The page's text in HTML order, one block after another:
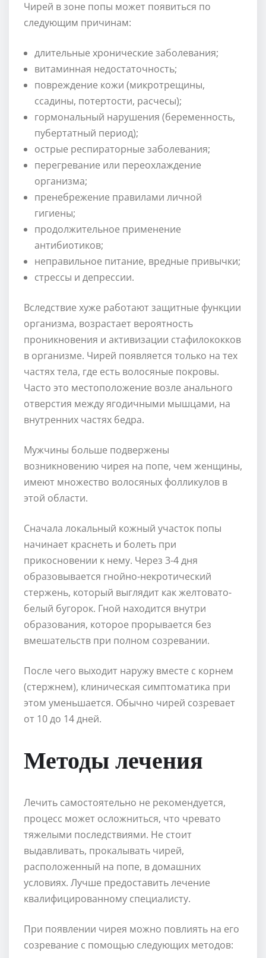
Чирей в зоне попы может появиться по
следующим причинам:
длительные хронические заболевания;
витаминная недостаточность;
повреждение кожи (микротрещины,
ссадины, потертости, расчесы);
гормональный нарушения (беременность,
пубертатный период);
острые респираторные заболевания;
перегревание или переохлаждение
организма;
пренебрежение правилами личной
гигиены;
продолжительное применение
антибиотиков;
неправильное питание, вредные привычки;
стрессы и депрессии.
Вследствие хуже работают защитные функции
организма, возрастает вероятность
проникновения и активизации стафилококков
в организме. Чирей появляется только на тех
частях тела, где есть волосяные покровы.
Часто это местоположение возле анального
отверстия между ягодичными мышцами, на
внутренних частях бедра.
Мужчины больше подвержены
возникновению чирея на попе, чем женщины,
имеют множество волосяных фолликулов в
этой области.
Сначала локальный кожный участок попы
начинает краснеть и болеть при
прикосновении к нему. Через 3-4 дня
образовывается гнойно-некротический
стержень, который выглядит как желтовато-
белый бугорок. Гной находится внутри
образования, которое прорывается без
вмешательств при полном созревании.
После чего выходит наружу вместе с корнем
(стержнем), клиническая симптоматика при
этом уменьшается. Обычно чирей созревает
от 10 до 14 дней.
Методы лечения
Лечить самостоятельно не рекомендуется,
процесс может осложниться, что чревато
тяжелыми последствиями. Не стоит
выдавливать, прокалывать чирей,
расположенный на попе, в домашних
условиях. Лучше предоставить лечение
квалифицированному специалисту.
При появлении чирея можно повлиять на его
созревание с помощью следующих методов: